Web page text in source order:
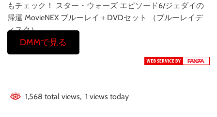
もチェック！ スター・ウォーズ エピソード6/ジェダイの
帰還 MovieNEX ブルーレイ＋DVDセット （ブルーレイデ
ィスク）
DMMで見る
1,568 total views, 1 views today